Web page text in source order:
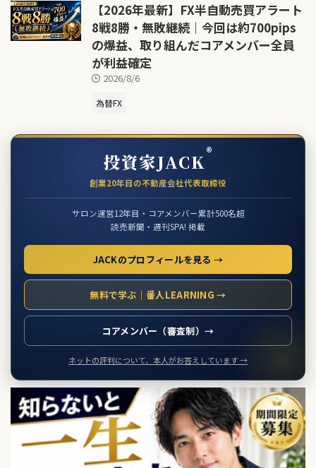
【2026年最新】FX半自動売買アラート
8戦8勝・無敗継続｜今回は約700pips
の爆益、取り組んだコアメンバー全員
が利益確定
2026/8/6
為替FX
投資家JACK®
創業20年目の不動産会社代表取締役
サロン運営12年目・コアメンバー累計500名超
読売新聞・週刊SPA! 掲載
JACKのプロフィールを見る →
無料で学ぶ｜番人LEARNING →
コアメンバー（審査制）→
ネットの評判について、本人がお答えしています →